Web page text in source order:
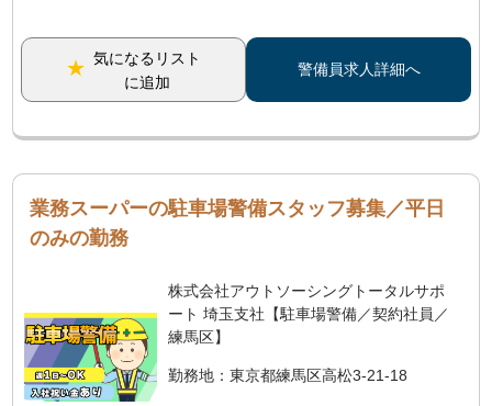
気になるリスト
に追加
警備員求人詳細へ
業務スーパーの駐車場警備スタッフ募集／平日
のみの勤務
株式会社アウトソーシングトータルサポ
ート 埼玉支社【駐車場警備／契約社員／
練馬区】
勤務地：東京都練馬区高松3-21-18